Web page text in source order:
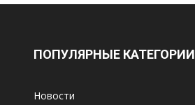
ПОПУЛЯРНЫЕ КАТЕГОРИИ
Новости